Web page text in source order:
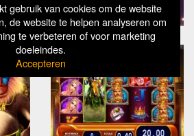
gebruik van cookies om de website
de website te helpen analyseren om
te verbeteren of voor marketing
doeleindes.
Accepteren
Black Knight 2